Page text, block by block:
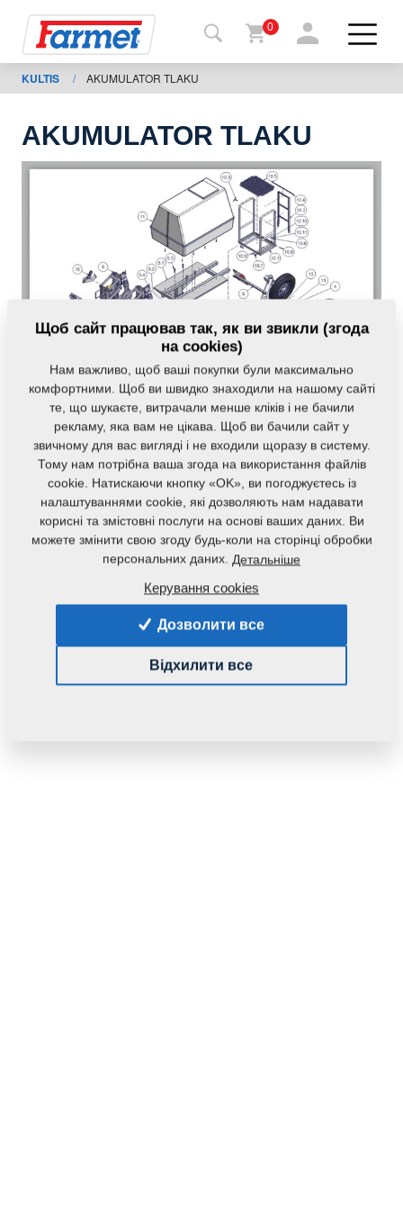
Назад
на
Магазин
Завантаження
0
KULTIS / AKUMULATOR TLAKU
AKUMULATOR TLAKU
Код продукту: m8677001566
Дана запасна частина також застосовується і для
наступного обладнання:
Щоб сайт працював так, як ви звикли (згода
на cookies)
Нам важливо, щоб ваші покупки були максимально
комфортними. Щоб ви швидко знаходили на нашому сайті
те, що шукаєте, витрачали менше кліків і не бачили
рекламу, яка вам не цікава. Щоб ви бачили сайт у
звичному для вас вигляді і не входили щоразу в систему.
Тому нам потрібна ваша згода на використання файлів
cookie. Натискаючи кнопку «OK», ви погоджуєтесь із
налаштуваннями cookie, які дозволяють нам надавати
корисні та змістовні послуги на основі ваших даних. Ви
можете змінити свою згоду будь-коли на сторінці обробки
персональних даних. Детальніше
Керування cookies
Дозволити все
Відхилити все